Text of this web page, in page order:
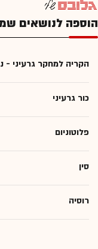
הוספה לנושאים
הקריה למחקר גרעיני -
כור גרעיני
פלוטוניום
סין
רוסיה